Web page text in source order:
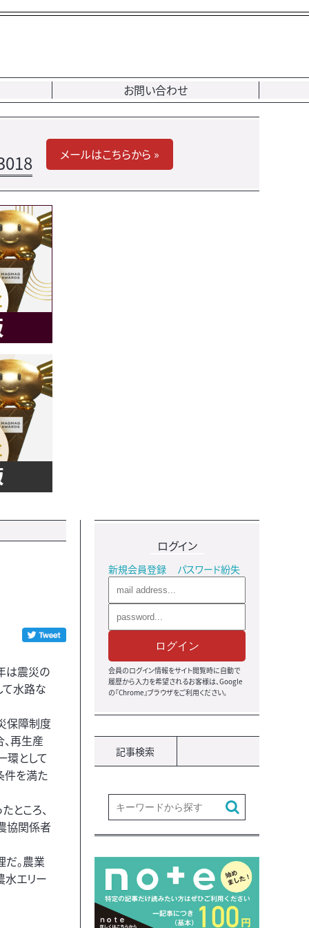
お問い合わせ
メールはこちらから »
は震災の
て水路な
保障制度
再生産
環として
件を満た
ところ、
協関係者
だ。農業
エリー
ログイン
新規会員登録 パスワード紛失
ログイン
会員のログイン情報をサイト閲覧時に自動で
履歴から入力を希望されるお客様は、Google
の『Chrome』ブラウザをご利用ください。
記事検索